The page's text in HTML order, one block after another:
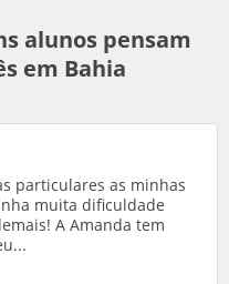
alunos pensam
em Bahia
particulares as minhas
muita dificuldade
A Amanda tem